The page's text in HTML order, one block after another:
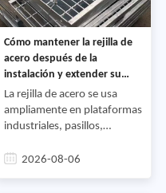
alta mar, almacenes y
centros de transporte, la
rejilla de acero es valorada
por su combinación de
resistencia, seguridad,
ventilación, y durabilidad a
largo plazo,
Cómo mantener la rejilla de
acero después de la
instalación y extender su
vida útil
La rejilla de acero se usa
ampliamente en plataformas
industriales, pasillos,
drenaje, plantas de energía e
2026-08-06